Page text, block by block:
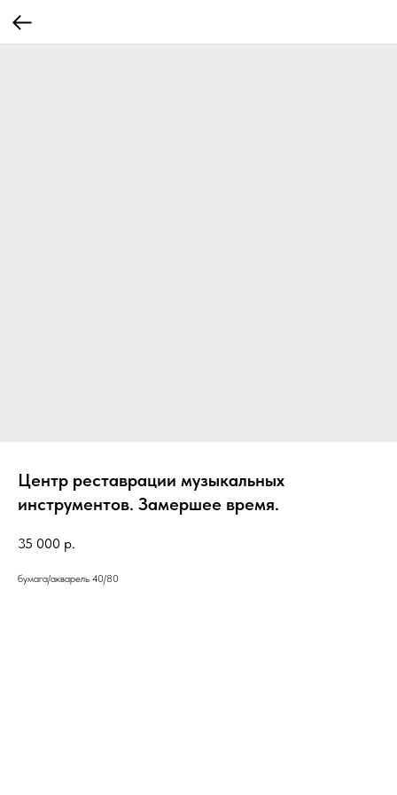
Центр реставрации музыкальных
инструментов. Замершее время.
35 000 р.
бумага/акварель 40/80